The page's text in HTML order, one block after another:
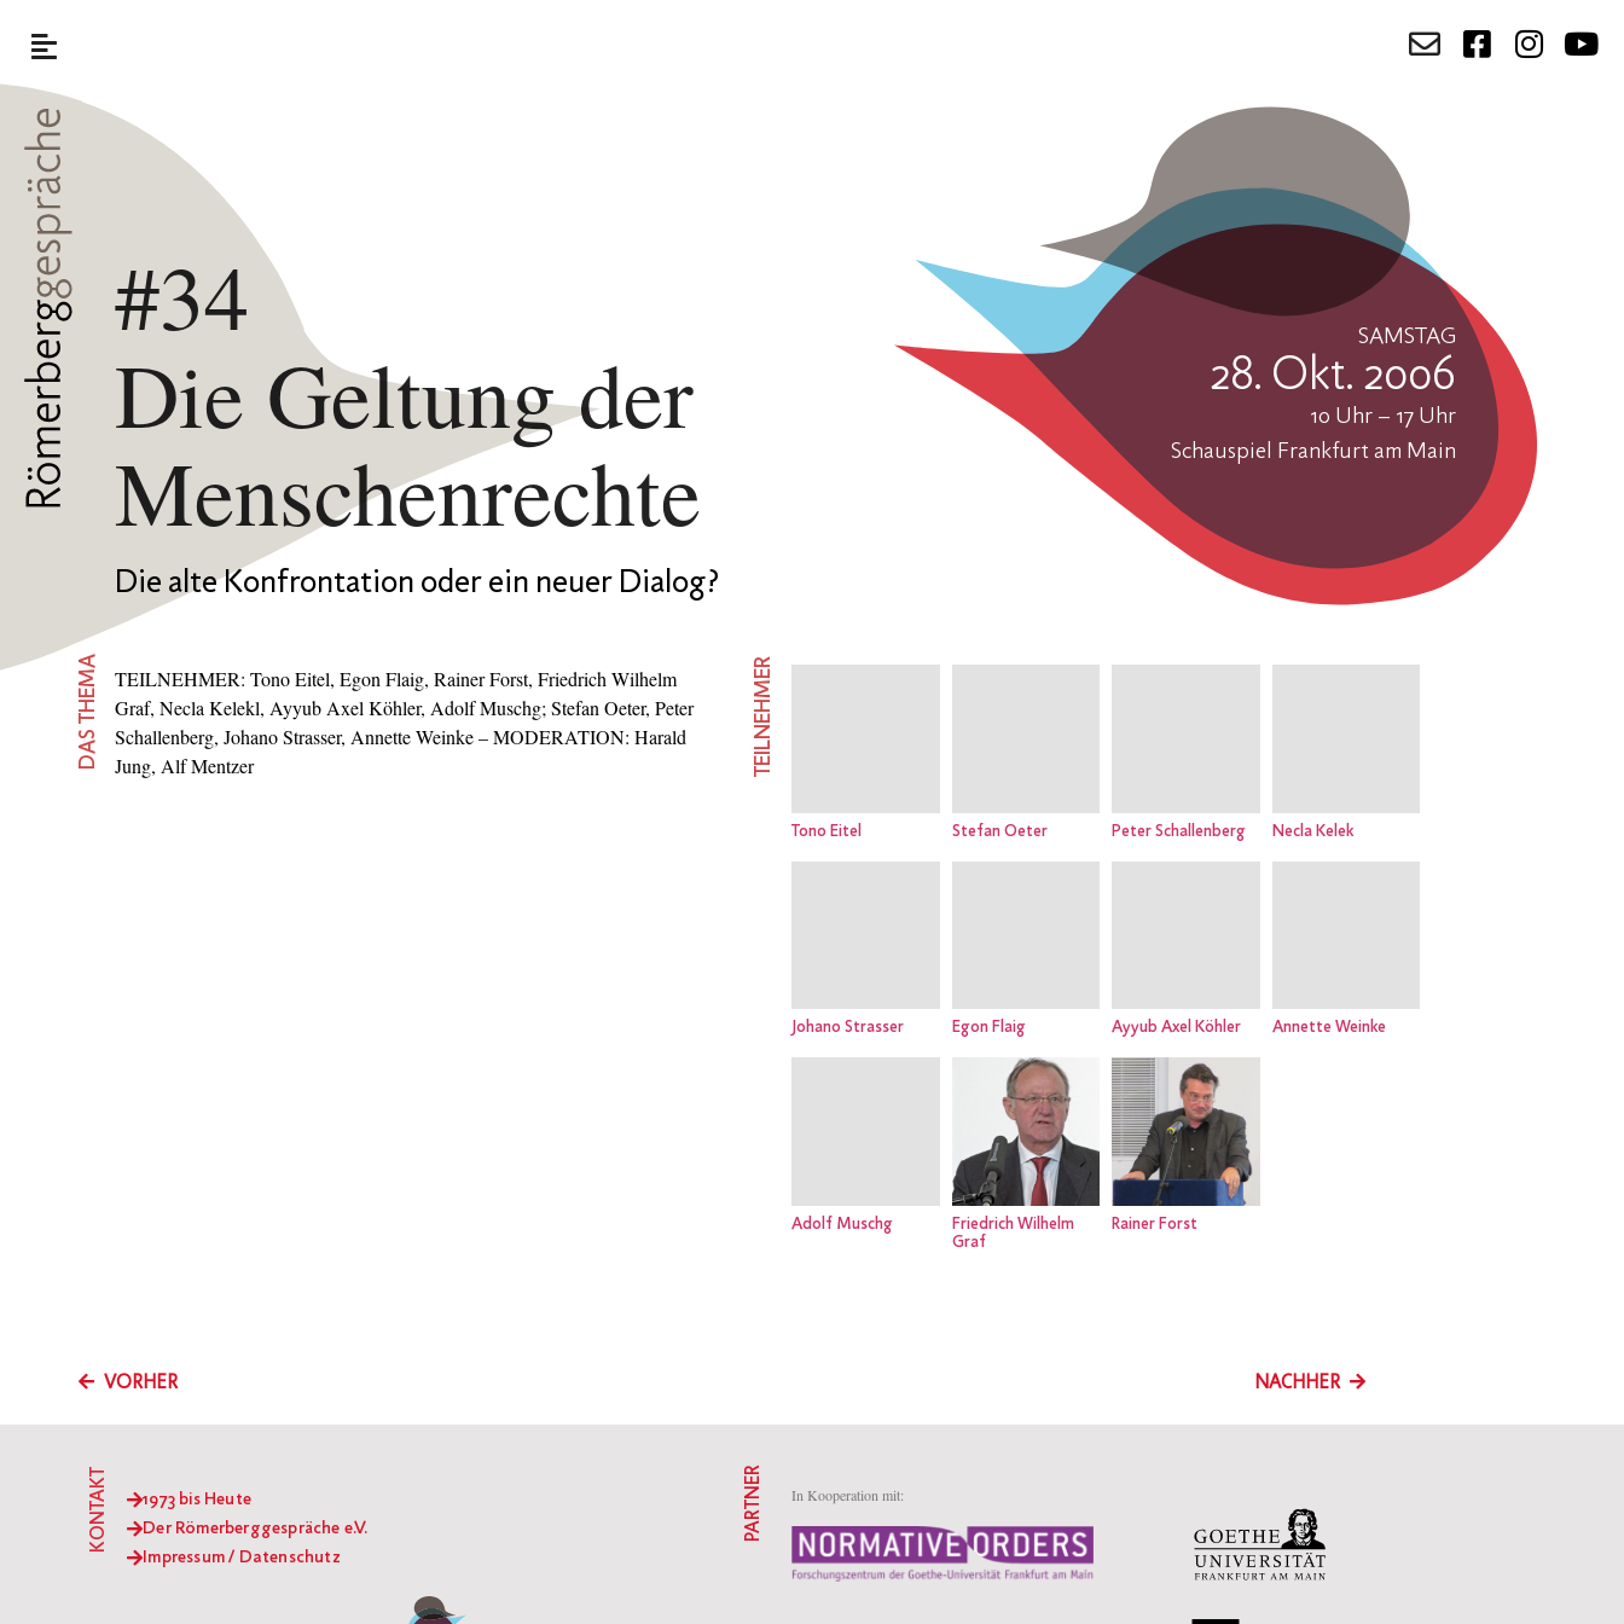
#34
Die Geltung der
Menschenrechte
Die alte Konfrontation oder ein neuer Dialog?
SAMSTAG
28. Okt. 2006
10 Uhr – 17 Uhr
Schauspiel Frankfurt am Main
DAS THEMA
TEILNEHMER: Tono Eitel, Egon Flaig, Rainer Forst, Friedrich Wilhelm
Graf, Necla Kelekl, Ayyub Axel Köhler, Adolf Muschg; Stefan Oeter, Peter
Schallenberg, Johano Strasser, Annette Weinke – MODERATION: Harald
Jung, Alf Mentzer
TEILNEHMER
Tono Eitel Stefan Oeter Peter Schallenberg Necla Kelek
Johano Strasser Egon Flaig Ayyub Axel Köhler Annette Weinke
Adolf Muschg
Friedrich Wilhelm
Graf
Rainer Forst
VORHER NACHHER
1973 bis Heute
Der Römerberggespräche e.V.
Impressum / Datenschutz
KONTAKT In Kooperation mit:
PARTNER